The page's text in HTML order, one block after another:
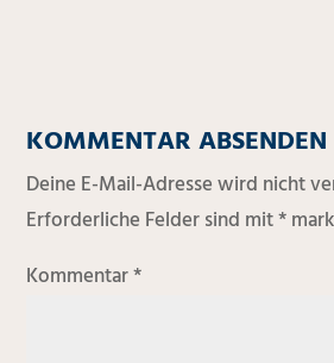
KOMMENTAR ABSENDEN
Deine E-Mail-Adresse wird nicht
Erforderliche Felder sind mit*
Kommentar*